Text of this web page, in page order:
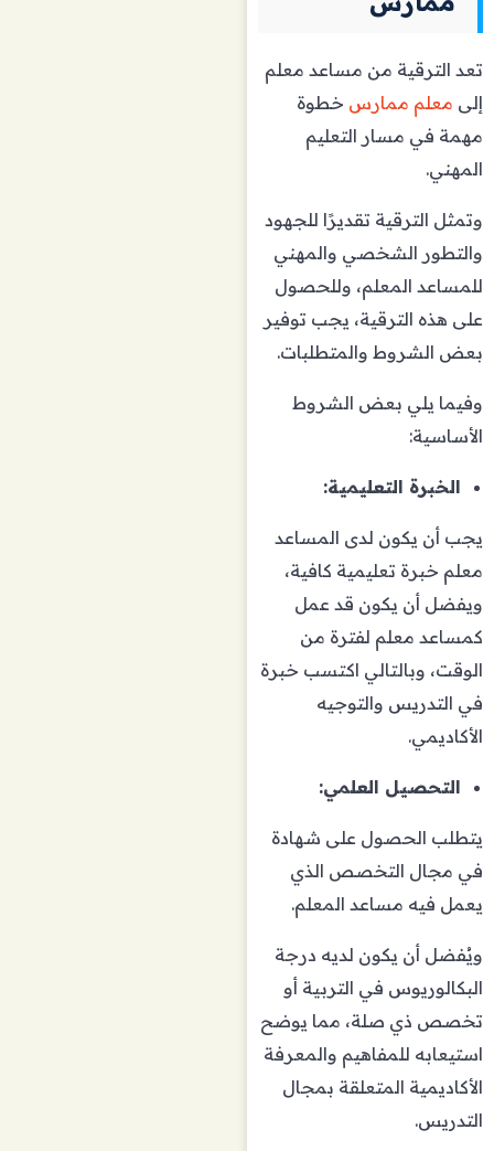
تعد الترقية من مساعد معلم
إلى معلم ممارس خطوة
مهمة في مسار التعليم
المهني.
وتمثل الترقية تقديرًا للجهود
والتطور الشخصي والمهني
للمساعد المعلم، وللحصول
على هذه الترقية، يجب توفير
بعض الشروط والمتطلبات.
وفيما يلي بعض الشروط
الأساسية:
الخبرة التعليمية:
يجب أن يكون لدى المساعد
معلم خبرة تعليمية كافية،
ويفضل أن يكون قد عمل
كمساعد معلم لفترة من
الوقت، وبالتالي اكتسب خبرة
في التدريس والتوجيه
الأكاديمي.
التحصيل العلمي:
يتطلب الحصول على شهادة
في مجال التخصص الذي
يعمل فيه مساعد المعلم.
ويُفضل أن يكون لديه درجة
البكالوريوس في التربية أو
تخصص ذي صلة، مما يوضح
استيعابه للمفاهيم والمعرفة
الأكاديمية المتعلقة بمجال
التدريس.